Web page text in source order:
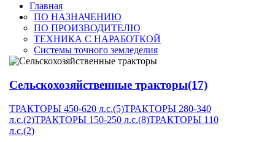
Главная
ПО НАЗНАЧЕНИЮ
ПО ПРОИЗВОДИТЕЛЮ
ТЕХНИКА С НАРАБОТКОЙ
Системы точного земледелия
Сельскохозяйственные тракторы(17)
ТРАКТОРЫ 450-620 л.с.(5)ТРАКТОРЫ 280-340
л.с.(2)ТРАКТОРЫ 150-250 л.с.(8)ТРАКТОРЫ 110
л.с.(2)